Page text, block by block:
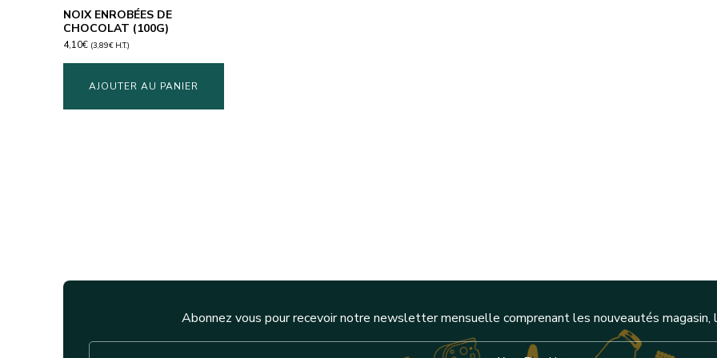
NOIX ENROBÉES DE
CHOCOLAT (100G)
4,10€ (3,89€ H.T.)
AJOUTER AU PANIER
Abonnez vous pour recevoir notre newsletter mensuelle comprenant les nouveautés